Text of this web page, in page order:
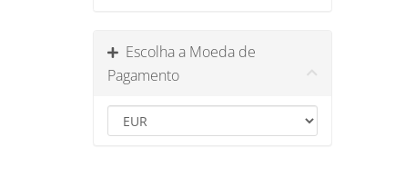
Escolha a Moeda de
Pagamento